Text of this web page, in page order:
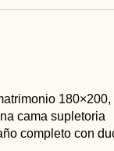
180×200,
cama supletoria
completo con